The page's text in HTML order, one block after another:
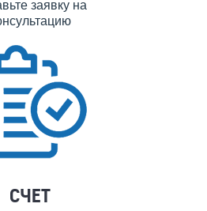
заявку на
СЧЕТ